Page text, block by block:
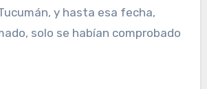
y hasta esa fecha,
solo se habían comprobado